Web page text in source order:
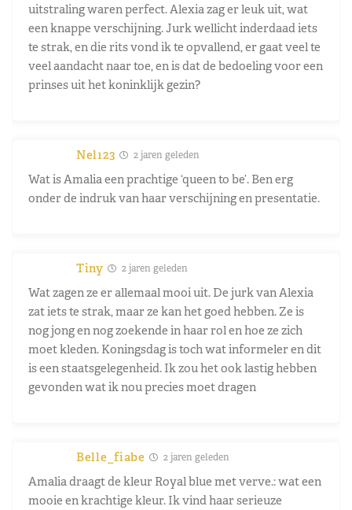
uitstraling waren perfect. Alexia zag er leuk uit, wat
een knappe verschijning. Jurk wellicht inderdaad iets
te strak, en die rits vond ik te opvallend, er gaat veel te
veel aandacht naar toe, en is dat de bedoeling voor een
prinses uit het koninklijk gezin?
Nel123 2 jaren geleden
Wat is Amalia een prachtige ‘queen to be’. Ben erg
onder de indruk van haar verschijning en presentatie.
Tiny 2 jaren geleden
Wat zagen ze er allemaal mooi uit. De jurk van Alexia
zat iets te strak, maar ze kan het goed hebben. Ze is
nog jong en nog zoekende in haar rol en hoe ze zich
moet kleden. Koningsdag is toch wat informeler en dit
is een staatsgelegenheid. Ik zou het ook lastig hebben
gevonden wat ik nou precies moet dragen
Belle_fiabe 2 jaren geleden
Amalia draagt de kleur Royal blue met verve.: wat een
mooie en krachtige kleur. Ik vind haar serieuze